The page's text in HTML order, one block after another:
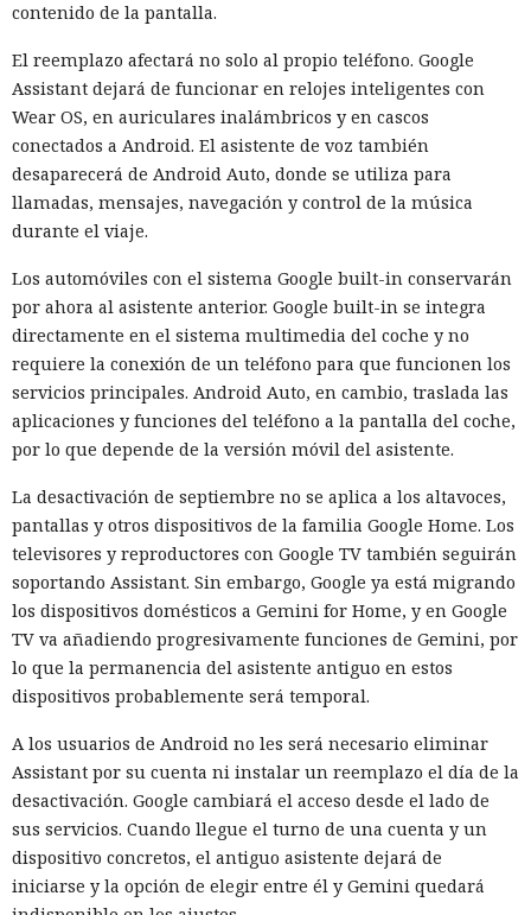
contenido de la pantalla.
El reemplazo afectará no solo al propio teléfono. Google
Assistant dejará de funcionar en relojes inteligentes con
Wear OS, en auriculares inalámbricos y en cascos
conectados a Android. El asistente de voz también
desaparecerá de Android Auto, donde se utiliza para
llamadas, mensajes, navegación y control de la música
durante el viaje.
Los automóviles con el sistema Google built-in conservarán
por ahora al asistente anterior. Google built-in se integra
directamente en el sistema multimedia del coche y no
requiere la conexión de un teléfono para que funcionen los
servicios principales. Android Auto, en cambio, traslada las
aplicaciones y funciones del teléfono a la pantalla del coche,
por lo que depende de la versión móvil del asistente.
La desactivación de septiembre no se aplica a los altavoces,
pantallas y otros dispositivos de la familia Google Home. Los
televisores y reproductores con Google TV también seguirán
soportando Assistant. Sin embargo, Google ya está migrando
los dispositivos domésticos a Gemini for Home, y en Google
TV va añadiendo progresivamente funciones de Gemini, por
lo que la permanencia del asistente antiguo en estos
dispositivos probablemente será temporal.
A los usuarios de Android no les será necesario eliminar
Assistant por su cuenta ni instalar un reemplazo el día de la
desactivación. Google cambiará el acceso desde el lado de
sus servicios. Cuando llegue el turno de una cuenta y un
dispositivo concretos, el antiguo asistente dejará de
iniciarse y la opción de elegir entre él y Gemini quedará